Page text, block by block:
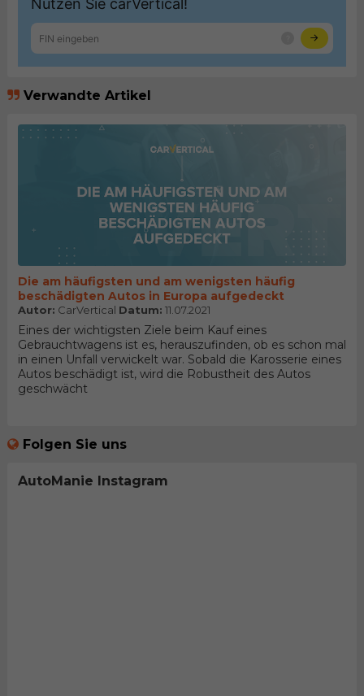
Verwandte Artikel
Die am häufigsten und am wenigsten häufig
beschädigten Autos in Europa aufgedeckt
Autor: CarVertical Datum: 11.07.2021
Eines der wichtigsten Ziele beim Kauf eines
Gebrauchtwagens ist es, herauszufinden, ob es schon mal
in einen Unfall verwickelt war. Sobald die Karosserie eines
Autos beschädigt ist, wird die Robustheit des Autos
geschwächt
Folgen Sie uns
AutoManie Instagram